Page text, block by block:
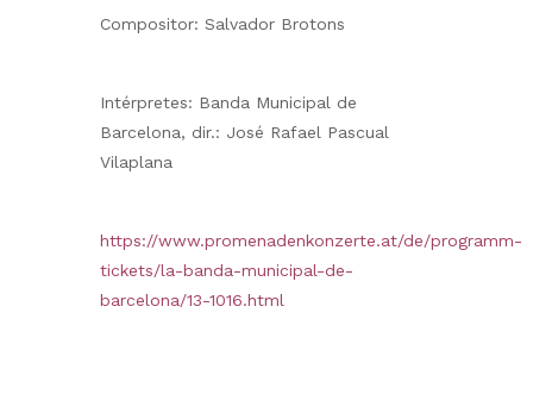
Compositor: Salvador Brotons
Intérpretes: Banda Municipal de
Barcelona, dir.: José Rafael Pascual
Vilaplana
https://www.promenadenkonzerte.at/de/programm-
tickets/la-banda-municipal-de-
barcelona/13-1016.html